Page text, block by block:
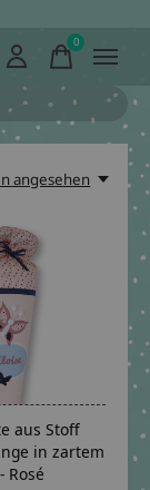
0items
angesehen
aus Stoff
in zartem
Rosé